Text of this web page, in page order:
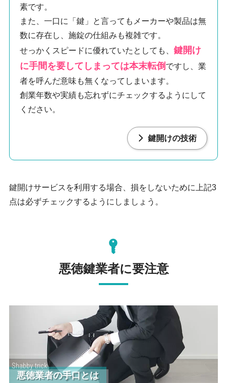
素です。
また、一口に「鍵」と言ってもメーカーや製品は無
数に存在し、施錠の仕組みも複雑です。
せっかくスピードに優れていたとしても、 鍵開け
に手間を要してしまっては本末転倒 ですし、業
者を呼んだ意味も無くなってしまいます。
創業年数や実績も忘れずにチェックするようにして
ください。
鍵開けの技術
鍵開けサービスを利用する場合、損をしないために上記3
点は必ずチェックするようにしましょう。
悪徳鍵業者に要注意
Shabby trick
悪徳業者の手口とは